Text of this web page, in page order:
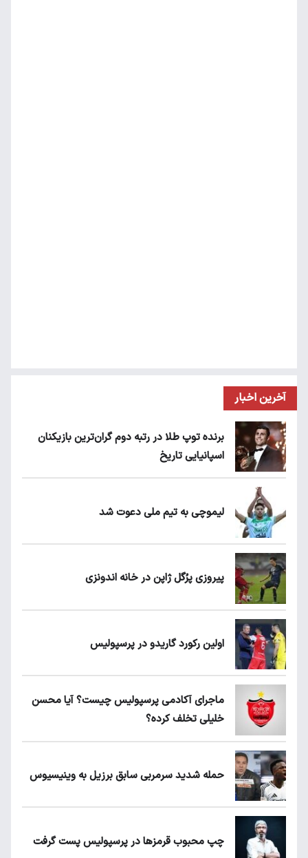
آخرین اخبار
برنده توپ طلا در رتبه دوم گران‌ترین بازیکنان
اسپانیایی تاریخ
لیموچی به تیم ملی دعوت شد
پیروزی پرُگل ژاپن در خانه اندونزی
اولین رکورد گاریدو در پرسپولیس
ماجرای آکادمی پرسپولیس چیست؟ آیا محسن
خلیلی تخلف کرده؟
حمله شدید سرمربی سابق برزیل به وینیسیوس
چپ محبوب قرمزها در پرسپولیس پست گرفت